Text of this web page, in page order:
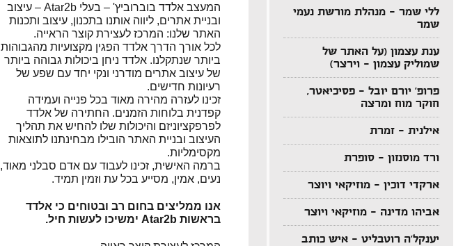
ללי שמר – מנהלת מורשת נעמי
שמר
ענת עצמון (על האתר של
שמוליק עצמון – וירצר)
פרופ' יורם יובל – פסיכיאטר,
חוקר מוח ומרצה
אילנית – זמרת
ורד מוסנזון – סופרת
ארקדי דוכין – מוזיקאי ויוצר
אביהו מדינה – מוזיקאי ויוצר
יענקל'ה רוטבליט – איש כותב
המעצב אלדד בוברוביץ' – בעלי Atar2b – עיצוב
ובניית אתרים, ליווה אותנו בתכנון, עיצוב ותכנות
האתר שלנו: המרכז לעצירת קוצר הראייה.
לכל אורך הדרך אלדד הפגין מקצועיות מהגבוהות
ביותר שנתקלנו. אלדד ניחן ביכולות גבוהה ביותר
של עיצוב אתרים מודרני ונקי יחד עם שפע של
רעיונות חדישים.
זכינו לעזרה מהירה מאוד בכל פנייה ועמידה
קפדנית בלוחות הזמנים. החתירה של אלדד
לפרפקציוניזם והיכולות שלו להחיש את תהליך
העיצוב ובניית האתר הובילו מבחינתנו לתוצאות
מקסימליות.
ברמה האישית, זכינו לעבוד עם אדם סבלני מאוד,
נעים, אמין, מסייע בכל עת וזמין תמיד.
אנו ממליצים בחום רב ובטוחים כי אלדד
בראשות Atar2b ימשיכו לעשות חיל.